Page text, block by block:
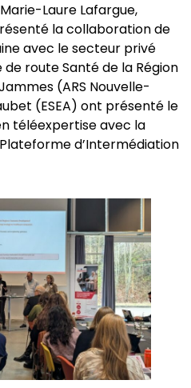
Laure Lafargue,
la collaboration de
avec le secteur privé
route Santé de la Région
(ARS Nouvelle-
(ESEA) ont présenté le
téléexpertise avec la
d’Intermédiation